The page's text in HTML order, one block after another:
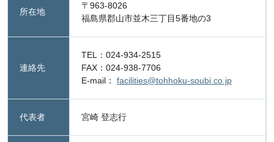
所在地
〒963-8026
福島県郡山市並木三丁目5番地の3
連絡先
TEL：024-934-2515
FAX：024-938-7706
E-mail：facilities@tohhoku-soubi.co.jp
代表者 宮崎 登志行